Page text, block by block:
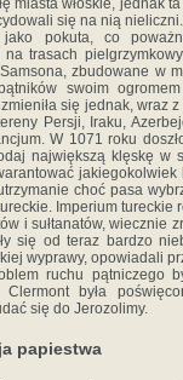
miasta włoskie, jednak
się na nią
pokuta, co
trasach
zbudowane w
swoim
się jednak, wraz
Persji, Iraku,
W 1071 roku
największą klęskę
choć pasa
Imperium tureckie
i sułtanatów, wiecznie
się od teraz bardzo
wyprawy, opowiadali
ruchu pątniczego
była
się do Jerozolimy.
papiestwa